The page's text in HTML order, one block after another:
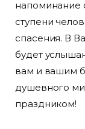
напоминание
ступени
спасения. В
будет
вам и вашим
душевного
праздником!